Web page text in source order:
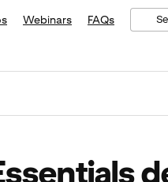
Webinars FAQs